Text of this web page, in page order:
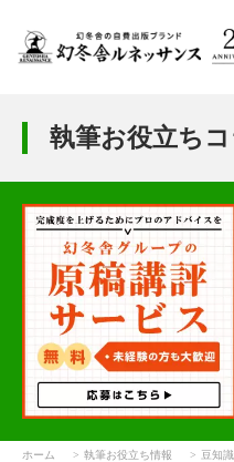
執筆お役立ち
ホーム 執筆お役立ち情報
豆知識